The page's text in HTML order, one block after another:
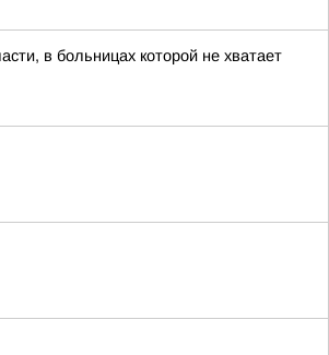
в больницах которой не хватает